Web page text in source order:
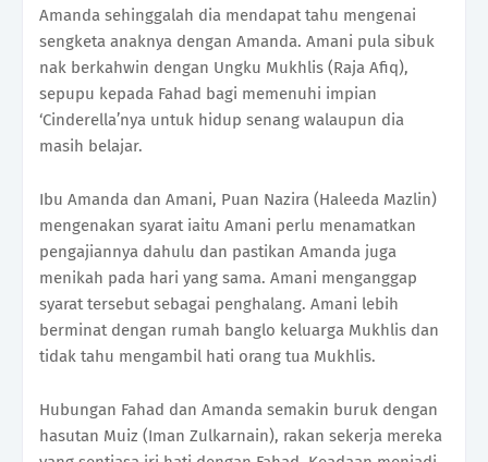
Amanda sehinggalah dia mendapat tahu mengenai
sengketa anaknya dengan Amanda. Amani pula sibuk
nak berkahwin dengan Ungku Mukhlis (Raja Afiq),
sepupu kepada Fahad bagi memenuhi impian
‘Cinderella’nya untuk hidup senang walaupun dia
masih belajar.
Ibu Amanda dan Amani, Puan Nazira (Haleeda Mazlin)
mengenakan syarat iaitu Amani perlu menamatkan
pengajiannya dahulu dan pastikan Amanda juga
menikah pada hari yang sama. Amani menganggap
syarat tersebut sebagai penghalang. Amani lebih
berminat dengan rumah banglo keluarga Mukhlis dan
tidak tahu mengambil hati orang tua Mukhlis.
Hubungan Fahad dan Amanda semakin buruk dengan
hasutan Muiz (Iman Zulkarnain), rakan sekerja mereka